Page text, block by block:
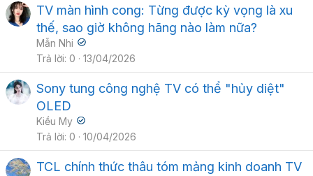
TV màn hình cong: Từng được kỳ vọng là xu
thế, sao giờ không hãng nào làm nữa?
Mẫn Nhi
Trả lời 0 13/04/2026
Sony tung công nghệ TV có thể "hủy diệt"
OLED
Kiều My
Trả lời 0 10/04/2026
TCL chính thức thâu tóm mảng kinh doanh TV